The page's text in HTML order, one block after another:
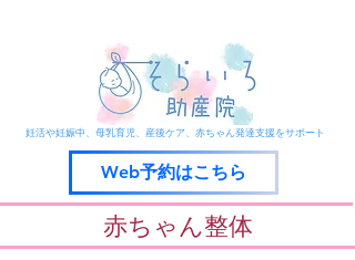
​妊活や妊娠中、母乳育児、産後ケア、赤ちゃん発達支援をサポート
Web予約はこちら
赤ちゃん整体